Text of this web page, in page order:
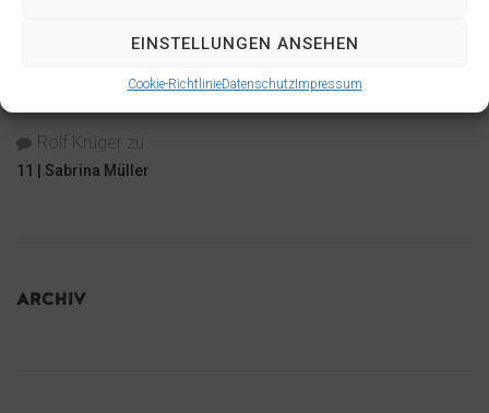
EINSTELLUNGEN ANSEHEN
Cookie-RichtlinieDatenschutzImpressum
Rolf Krüger zu
11 | Sabrina Müller
ARCHIV